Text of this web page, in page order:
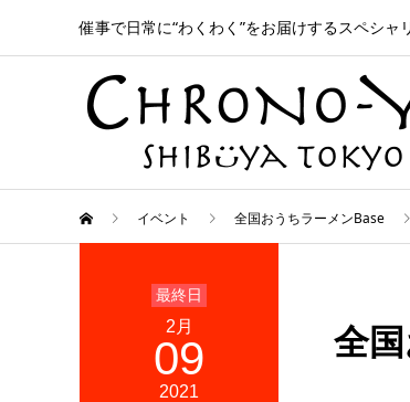
催事で日常に“わくわく”をお届けするスペシャ
イベント 全国おうちラーメンBase
2月
09
2021
全